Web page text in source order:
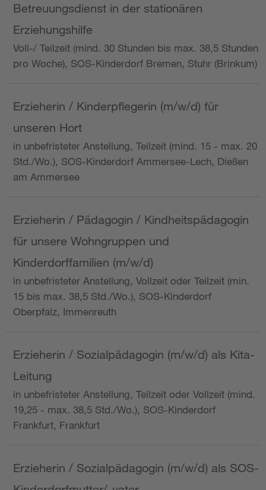
Betreuungsdienst in der stationären
Erziehungshilfe
Voll-/ Teilzeit (mind. 30 Stunden bis max. 38,5 Stunden
pro Woche), SOS-Kinderdorf Bremen, Stuhr (Brinkum)
Erzieherin / Kinderpflegerin (m/w/d) für
unseren Hort
in unbefristeter Anstellung, Teilzeit (mind. 15 - max. 20
Std./Wo.), SOS-Kinderdorf Ammersee-Lech, Dießen
am Ammersee
Erzieherin / Pädagogin / Kindheitspädagogin
für unsere Wohngruppen und
Kinderdorffamilien (m/w/d)
in unbefristeter Anstellung, Vollzeit oder Teilzeit (min.
15 bis max. 38,5 Std./Wo.), SOS-Kinderdorf
Oberpfalz, Immenreuth
Erzieherin / Sozialpädagogin (m/w/d) als Kita-
Leitung
in unbefristeter Anstellung, Teilzeit oder Vollzeit (mind.
19,25 - max. 38,5 Std./Wo.), SOS-Kinderdorf
Frankfurt, Frankfurt
Erzieherin / Sozialpädagogin (m/w/d) als SOS-